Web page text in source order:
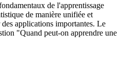
de l'apprentissage
de manière unifiée et
applications importantes. Le
"Quand peut-on apprendre une